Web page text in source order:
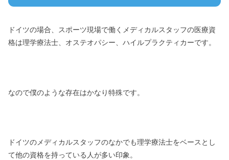
ドイツの場合、スポーツ現場で働くメディカルスタッフの医療資
格は理学療法士、オステオパシー、ハイルプラクティカーです。
なので僕のような存在はかなり特殊です。
ドイツのメディカルスタッフのなかでも理学療法士をベースとし
て他の資格を持っている人が多い印象。